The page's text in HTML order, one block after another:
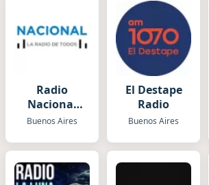
Radio
Nacional
Folklórica
Buenos Aires
El Destape
Radio
Buenos Aires